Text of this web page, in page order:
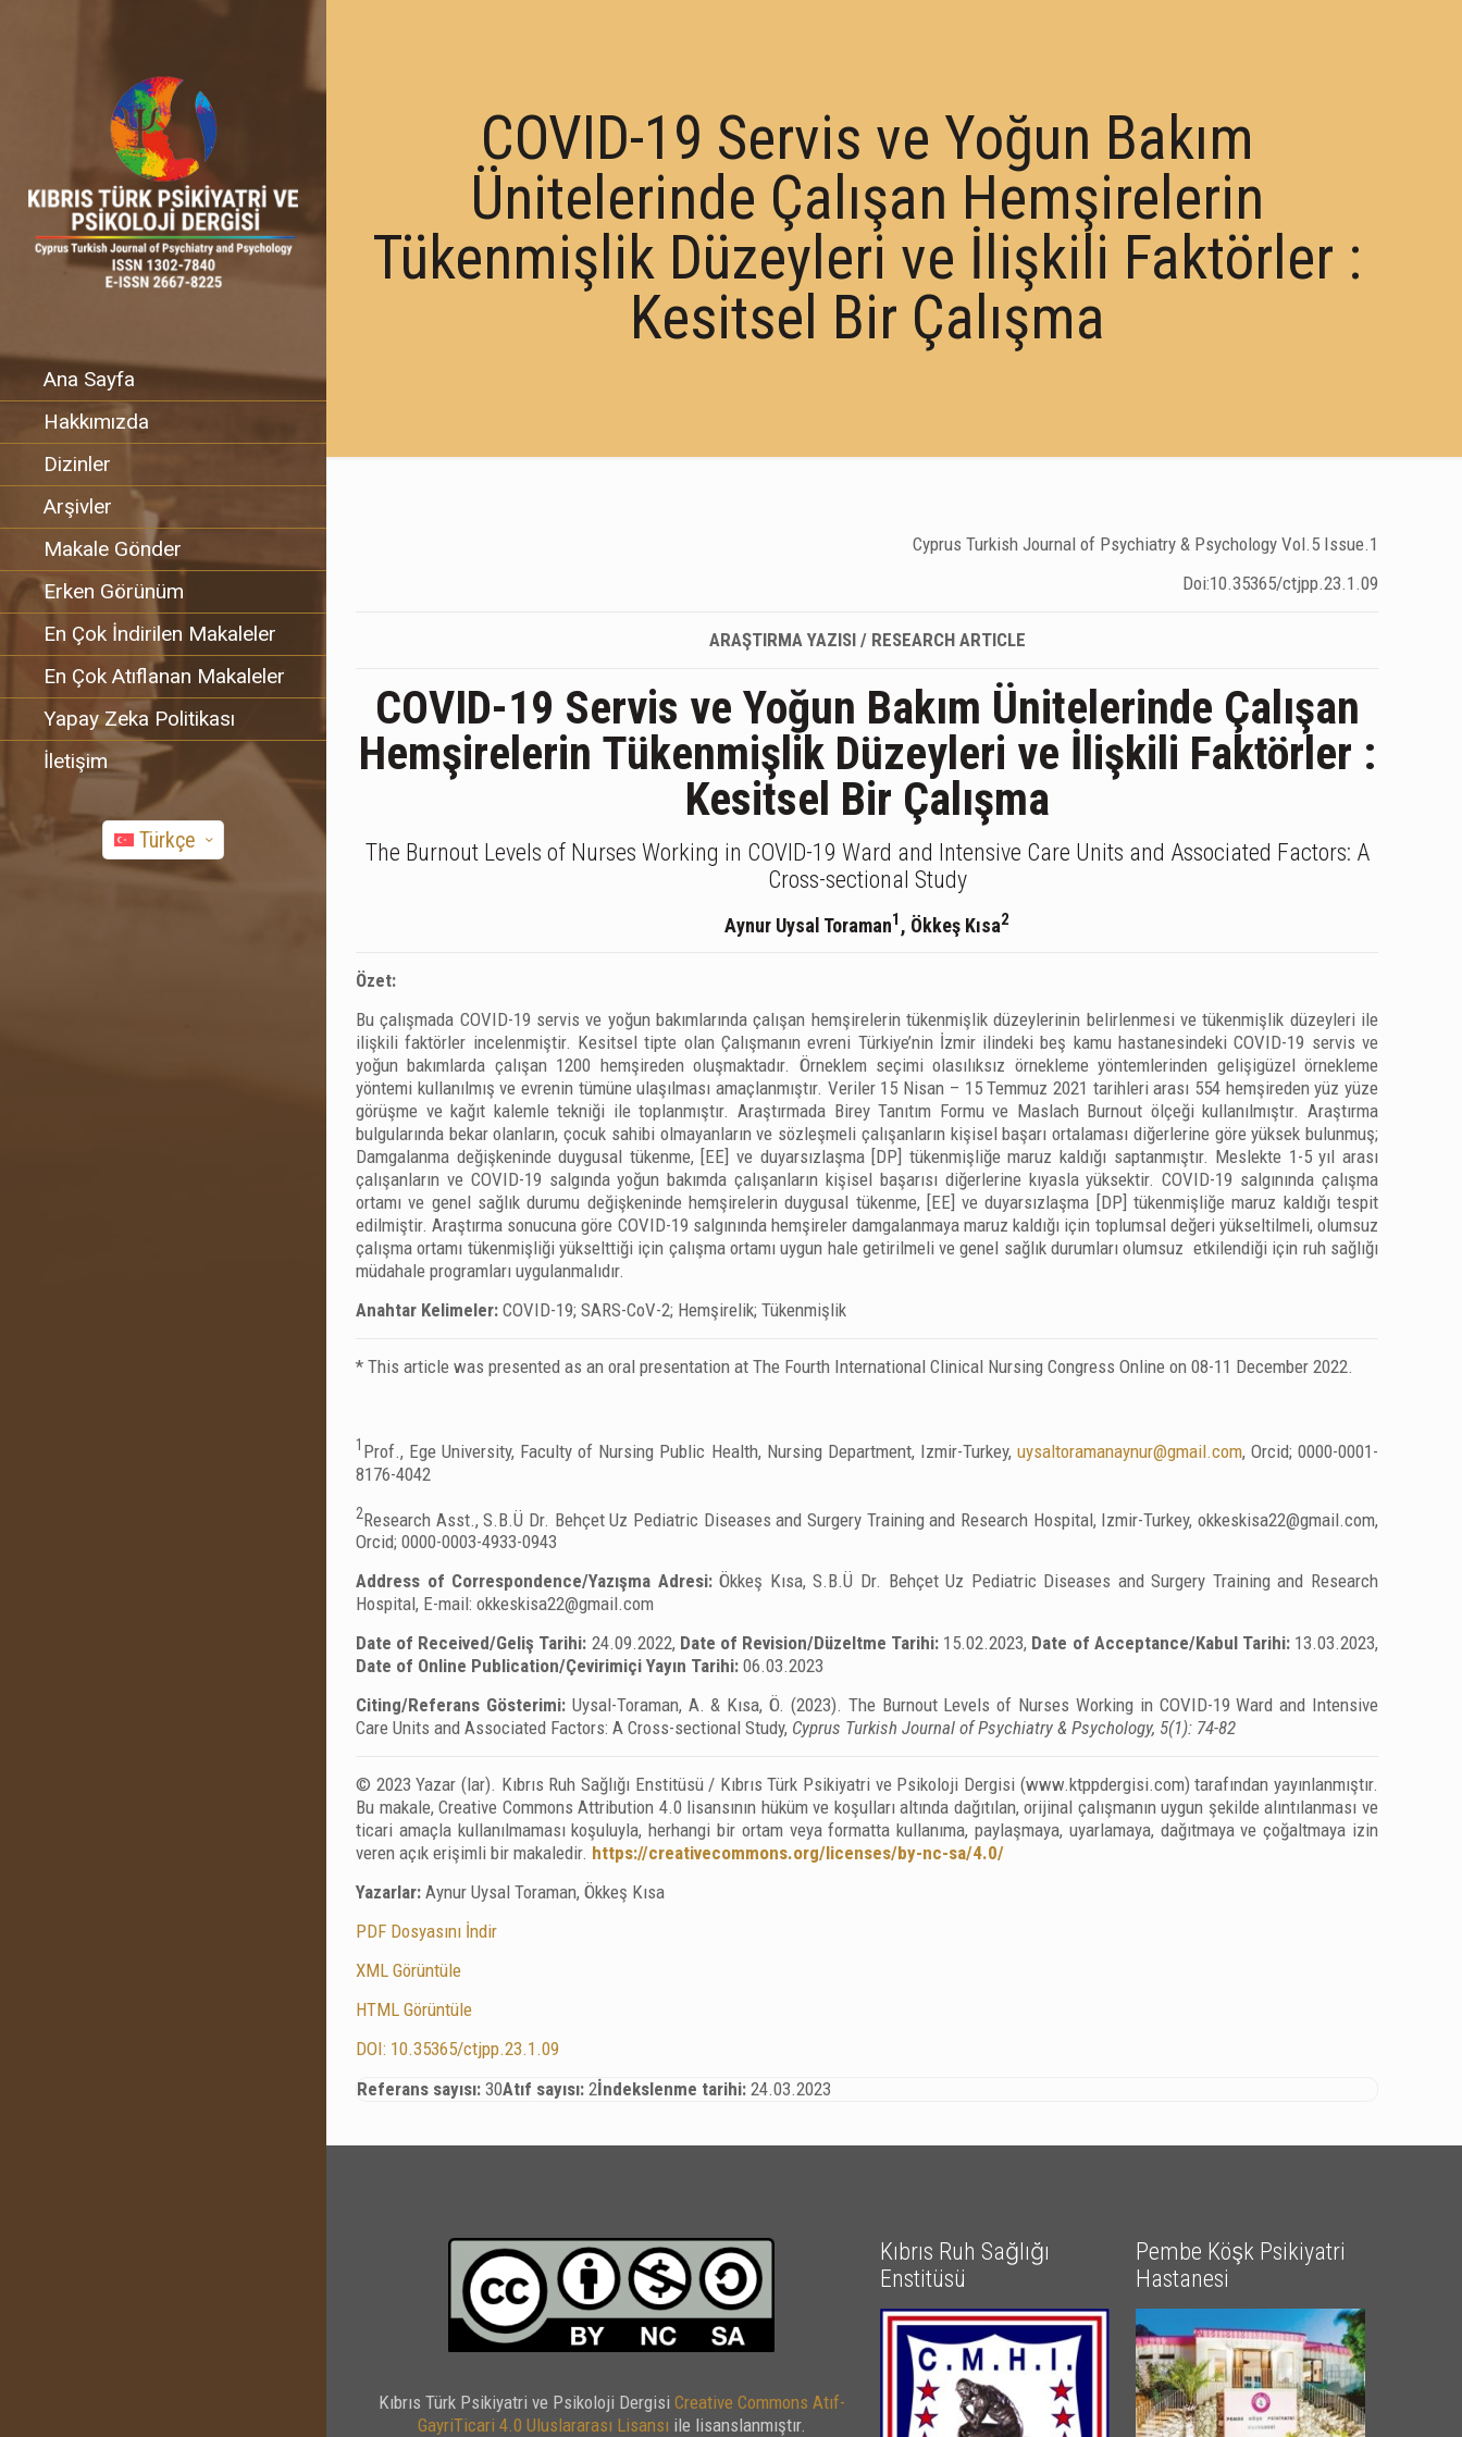
Ana Sayfa
Hakkımızda
Dizinler
Arşivler
Makale Gönder
Erken Görünüm
En Çok İndirilen Makaleler
En Çok Atıflanan Makaleler
Yapay Zeka Politikası
İletişim
Türkçe
COVID-19 Servis ve Yoğun Bakım
Ünitelerinde Çalışan Hemşirelerin
Tükenmişlik Düzeyleri ve İlişkili Faktörler :
Kesitsel Bir Çalışma
Cyprus Turkish Journal of Psychiatry & Psychology Vol.5 Issue.1
Doi:10.35365/ctjpp.23.1.09
ARAŞTIRMA YAZISI / RESEARCH ARTICLE
COVID-19 Servis ve Yoğun Bakım Ünitelerinde Çalışan
Hemşirelerin Tükenmişlik Düzeyleri ve İlişkili Faktörler :
Kesitsel Bir Çalışma
The Burnout Levels of Nurses Working in COVID-19 Ward and Intensive Care Units and Associated Factors: A
Cross-sectional Study
Aynur Uysal Toraman1 , Ökkeş Kısa2
Özet:
Bu çalışmada COVID-19 servis ve yoğun bakımlarında çalışan hemşirelerin tükenmişlik düzeylerinin belirlenmesi ve tükenmişlik düzeyleri ile
ilişkili faktörler incelenmiştir. Kesitsel tipte olan Çalışmanın evreni Türkiye’nin İzmir ilindeki beş kamu hastanesindeki COVID-19 servis ve
yoğun bakımlarda çalışan 1200 hemşireden oluşmaktadır. Örneklem seçimi olasılıksız örnekleme yöntemlerinden gelişigüzel örnekleme
yöntemi kullanılmış ve evrenin tümüne ulaşılması amaçlanmıştır. Veriler 15 Nisan – 15 Temmuz 2021 tarihleri arası 554 hemşireden yüz yüze
görüşme ve kağıt kalemle tekniği ile toplanmıştır. Araştırmada Birey Tanıtım Formu ve Maslach Burnout ölçeği kullanılmıştır. Araştırma
bulgularında bekar olanların, çocuk sahibi olmayanların ve sözleşmeli çalışanların kişisel başarı ortalaması diğerlerine göre yüksek bulunmuş;
Damgalanma değişkeninde duygusal tükenme, [EE] ve duyarsızlaşma [DP] tükenmişliğe maruz kaldığı saptanmıştır. Meslekte 1-5 yıl arası
çalışanların ve COVID-19 salgında yoğun bakımda çalışanların kişisel başarısı diğerlerine kıyasla yüksektir. COVID-19 salgınında çalışma
ortamı ve genel sağlık durumu değişkeninde hemşirelerin duygusal tükenme, [EE] ve duyarsızlaşma [DP] tükenmişliğe maruz kaldığı tespit
edilmiştir. Araştırma sonucuna göre COVID-19 salgınında hemşireler damgalanmaya maruz kaldığı için toplumsal değeri yükseltilmeli, olumsuz
çalışma ortamı tükenmişliği yükselttiği için çalışma ortamı uygun hale getirilmeli ve genel sağlık durumları olumsuz etkilendiği için ruh sağlığı
müdahale programları uygulanmalıdır.
Anahtar Kelimeler: COVID-19; SARS-CoV-2; Hemşirelik; Tükenmişlik
* This article was presented as an oral presentation at The Fourth International Clinical Nursing Congress Online on 08-11 December 2022.
1 Prof., Ege University, Faculty of Nursing Public Health, Nursing Department, Izmir-Turkey, uysaltoramanaynur@gmail.com, Orcid; 0000-0001-
8176-4042
2Research Asst., S.B.Ü Dr. Behçet Uz Pediatric Diseases and Surgery Training and Research Hospital, Izmir-Turkey, okkeskisa22@gmail.com,
Orcid; 0000-0003-4933-0943
Address of Correspondence/Yazışma Adresi:Ökkeş Kısa, S.B.Ü Dr. Behçet Uz Pediatric Diseases and Surgery Training and Research
Hospital, E-mail: okkeskisa22@gmail.com
Date of Received/Geliş Tarihi: 24.09.2022, Date of Revision/Düzeltme Tarihi: 15.02.2023, Date of Acceptance/Kabul Tarihi: 13.03.2023,
Date of Online Publication/Çevirimiçi Yayın Tarihi: 06.03.2023
Citing/Referans Gösterimi:Uysal-Toraman, A. & Kısa, Ö. (2023). The Burnout Levels of Nurses Working in COVID-19 Ward and Intensive
Care Units and Associated Factors: A Cross-sectional Study, Cyprus Turkish Journal of Psychiatry & Psychology, 5(1): 74-82
© 2023 Yazar (lar). Kıbrıs Ruh Sağlığı Enstitüsü / Kıbrıs Türk Psikiyatri ve Psikoloji Dergisi (www.ktppdergisi.com) tarafından yayınlanmıştır.
Bu makale, Creative Commons Attribution 4.0 lisansının hüküm ve koşulları altında dağıtılan, orijinal çalışmanın uygun şekilde alıntılanması ve
ticari amaçla kullanılmaması koşuluyla, herhangi bir ortam veya formatta kullanıma, paylaşmaya, uyarlamaya, dağıtmaya ve çoğaltmaya izin
veren açık erişimli bir makaledir. https://creativecommons.org/licenses/by-nc-sa/4.0/
Yazarlar: Aynur Uysal Toraman, Ökkeş Kısa
PDF Dosyasını İndir
XML Görüntüle
HTML Görüntüle
DOI: 10.35365/ctjpp.23.1.09
Referans sayısı: 30Atıf sayısı: 2İndekslenme tarihi: 24.03.2023
Kıbrıs Türk Psikiyatri ve Psikoloji Dergisi Creative Commons Atıf-
GayriTicari 4.0 Uluslararası Lisansı ile lisanslanmıştır.
Kıbrıs Ruh Sağlığı
Enstitüsü
Pembe Köşk Psikiyatri
Hastanesi